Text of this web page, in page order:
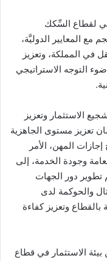
لقطاع السِّكك
مع المعايير الدوليَّة،
في المملكة، وتعزيز
التوجه الاستراتيجي
الاستثمار وتعزيز
تعزيز مستوى الجاهزية
المهن، الأمر
وجودة الخدمة، إلى
تطوير دور الجهات
والحوكمة لدى
بالقطاع وتعزيز كفاءة
الاستثمار في قطاع